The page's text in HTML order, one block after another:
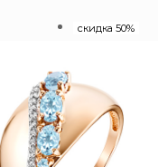
скидка 50%